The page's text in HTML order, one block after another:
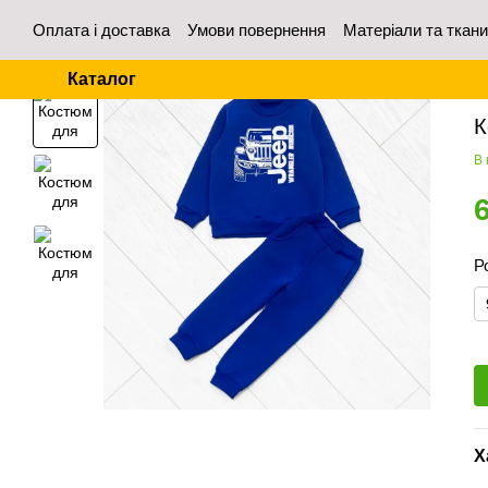
Оплата і доставка Умови повернення
Матеріали та
Каталог
В